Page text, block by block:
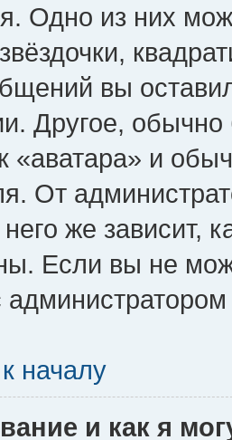
Одно из них
вы
Другое,
«аватара» и
От
же зависит,
Если вы не
началу
и как я